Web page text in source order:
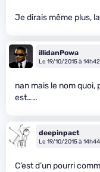
Je dirais même plus,
illidanPowa
Le 19/10/2015 à 14h42
nan mais le nom quoi,
est……
deepinpact
Le 19/10/2015 à 14h44
C’est d’un pourri